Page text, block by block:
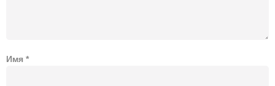
Имя *